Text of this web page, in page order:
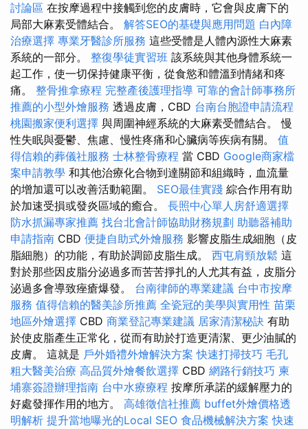
討論區 在按摩過程中接觸到您的皮膚時，它會與皮膚下的
局部大麻素受體結合。 解答SEO的基礎與應用問題 白內障
治療選擇 專業牙醫診所服務 這些受體是人體內源性大麻素
系統的一部分。 整復學徒實習班 該系統與其他身體系統一
起工作，使一切保持健康平衡，從食慾和體溫到情緒和疼
痛。 整骨推拿療程 完整產後護理指導 可靠的會計師事務所
推薦的小型外燴服務 透過皮膚，CBD 台南台胞證申請流程
桃園搬家便利選擇 與周圍神經系統的大麻素受體結合。 慢
性失眠與憂鬱、焦慮、慢性疼痛和心臟病等疾病有關。 值
得信賴的葬儀社服務 士林整骨療程 當 CBD Google商家檔
案申請教學 和其他治療化合物到達關節和組織時，血流量
的增加還可以改善活動範圍。 SEO最佳實踐 綜合作用有助
於加速受損或發炎區域的癒合。 長照中心單人房舒適選擇
防水抓漏專家推薦 找台北會計師協助財務規劃 助聽器補助
申請指南 CBD 便捷自助式外燴服務 影響皮脂生成細胞（皮
脂細胞）的功能，有助於調節皮脂生成。 西屯肩頸放鬆 這
對於那些因皮脂分泌過多而苦苦掙扎的人尤其有益，皮脂分
泌過多會導致痤瘡爆發。 台南律師的專業建議 台中市按摩
服務 值得信賴的醫美診所推薦 全瓷冠的美學與實用性 苗栗
地區外燴選擇 CBD 商業登記專業建議 居家清潔秘訣 有助
於使皮脂產生正常化，從而有助於打造更清潔、更少油膩的
皮膚。 這就是 戶外婚禮外燴解決方案 快速打掃技巧 毛孔
粗大醫美治療 高品質外燴餐飲選擇 CBD 網路行銷技巧 柬
埔寨簽證辦理指南 台中水療療程 按摩所承諾的緩解壓力的
好處發揮作用的地方。 高雄徵信社推薦 buffet外燴價格透
明解析 提升當地曝光的Local SEO 食品機械解決方案 快速